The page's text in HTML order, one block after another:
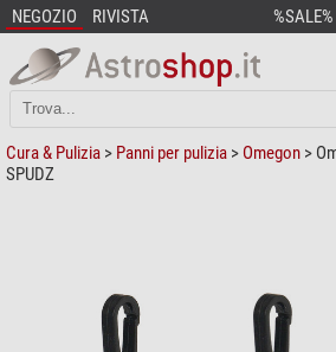
NEGOZIO RIVISTA %SALE%
Cura & Pulizia > Panni per pulizia > Omegon >
SPUDZ